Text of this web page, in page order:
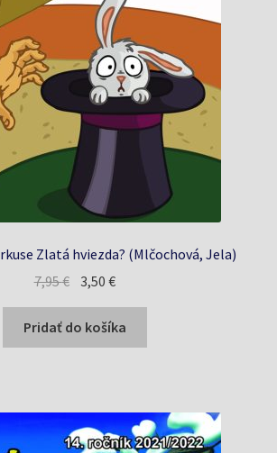
Zlatá hviezda? (Mlčochová, Jela)
7,95€ Pôvodná
cena
bola:
7,95 €.
3,50€Aktuálna
cena
je:
3,50 €.
Pridať do košíka